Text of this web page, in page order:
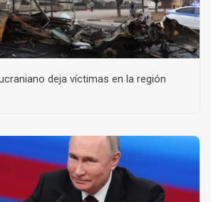
deja víctimas en la región